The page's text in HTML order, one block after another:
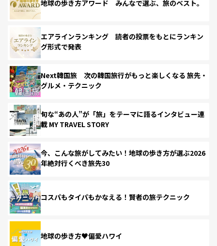
地球の歩き方アワード みんなで選ぶ、旅のベスト。
エアラインランキング 読者の投票をもとにランキン
グ形式で発表
Next韓国旅 次の韓国旅行がもっと楽しくなる 旅先・
グルメ・テクニック
旬な“あの人”が「旅」をテーマに語るインタビュー連
載 MY TRAVEL STORY
今、こんな旅がしてみたい！地球の歩き方が選ぶ2026
年絶対行くべき旅先30
コスパもタイパもかなえる！賢者の旅テクニック
地球の歩き方♥偏愛ハワイ